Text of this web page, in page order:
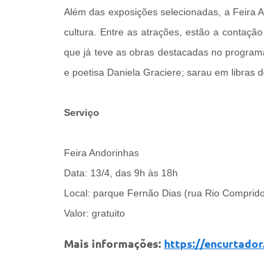
Além das exposições selecionadas, a Feira
cultura. Entre as atrações, estão a
que já teve as obras destacadas no
e poetisa Daniela Graciere; sarau em libras
Serviço
Feira Andorinhas
Data: 13/4, das 9h às 18h
Local: parque Fernão Dias (rua Rio
Valor: gratuito
Mais informações: https://